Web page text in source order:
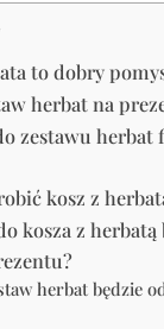
to dobry
herbat na
zestawu
kosz z
kosza z
herbat będzie